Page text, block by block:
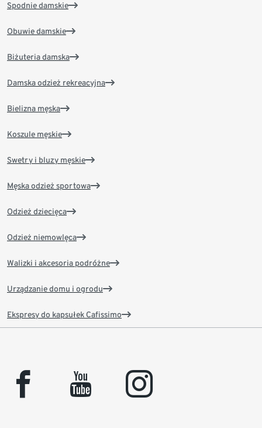
Spodnie damskie
Obuwie damskie
Biżuteria damska
Damska odzież rekreacyjna
Bielizna męska
Koszule męskie
Swetry i bluzy męskie
Męska odzież sportowa
Odzież dziecięca
Odzież niemowlęca
Walizki i akcesoria podróżne
Urządzanie domu i ogrodu
Ekspresy do kapsułek Cafissimo
facebook youtube instagram